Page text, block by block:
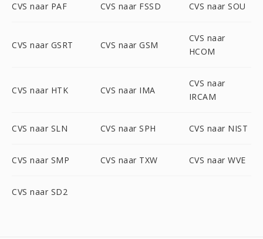
CVS naar PAF CVS naar FSSD CVS naar SOU
CVS naar GSRT CVS naar GSM
CVS naar
HCOM
CVS naar HTK CVS naar IMA
CVS naar
IRCAM
CVS naar SLN CVS naar SPH CVS naar NIST
CVS naar SMP CVS naar TXW CVS naar WVE
CVS naar SD2